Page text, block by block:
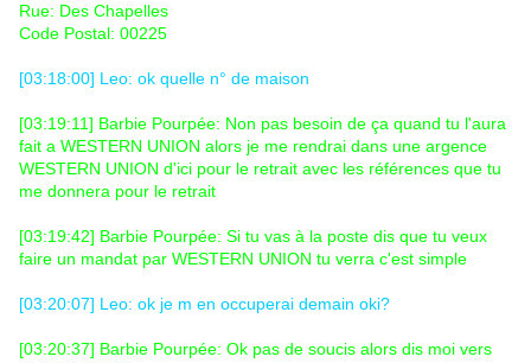
Rue: Des Chapelles
Code Postal: 00225
[03:18:00] Leo: ok quelle n° de maison
[03:19:11] Barbie Pourpée: Non pas besoin de ça quand tu l'aura
fait a WESTERN UNION alors je me rendrai dans une argence
WESTERN UNION d'ici pour le retrait avec les références que tu
me donnera pour le retrait
[03:19:42] Barbie Pourpée: Si tu vas à la poste dis que tu veux
faire un mandat par WESTERN UNION tu verra c'est simple
[03:20:07] Leo: ok je m en occuperai demain oki?
[03:20:37] Barbie Pourpée: Ok pas de soucis alors dis moi vers